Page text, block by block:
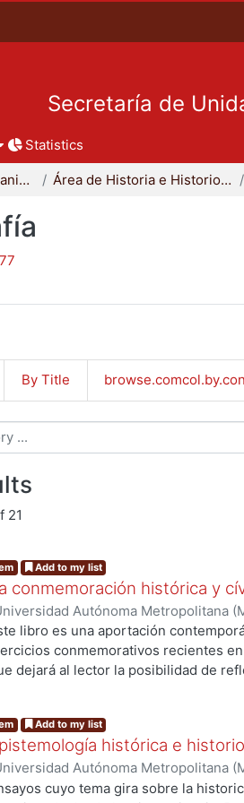
Secretaría de
Statistics
Departamento de Humanidades Área de Historia e Historiografía
By Title
21
Add to my list
conmemoración histórica y
Autónoma Metropolitana
Soriano, Elmy Grisel; RAMIREZ
;Wrobel, Ivan;Pasillas
Héctor Cuauhtémoc;Olvera
libro es una aportación
conmemorativos recientes
dejará al lector la posibilidad de
por la memoria. México es un
un conjunto de capas y variantes
coexisten con la promovida por el
ha sido un locutor cambiante a lo
Add to my list
histórica e
Autónoma Metropolitana
Sociales y Humanidades.,2017
cuyo tema gira sobre la